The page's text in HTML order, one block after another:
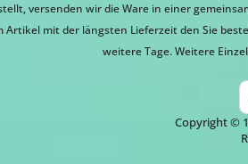
versenden wir die Ware in einer
Artikel mit der längsten Lieferzeit den Sie
weitere Tage. Weitere
Copyright ©